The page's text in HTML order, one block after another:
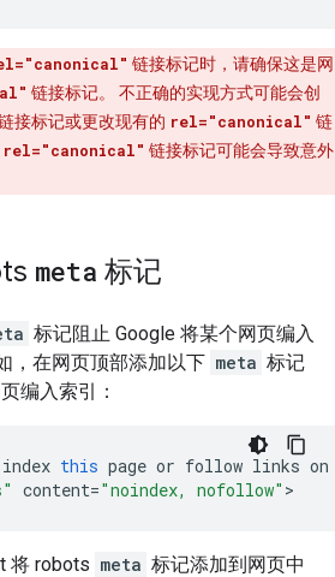
链接标记时，请确保这是网
链接标记。 不正确的实现方式可能会创
接标记或更改现有的 rel="canonical" 链
rel="canonical" 链接标记可能会导致意外
meta 标记
标记阻止 Google 将某个网页编入
，在网页顶部添加以下 meta 标记
编入索引：
index this page or follow links on
content="noindex, nofollow" >
将 robots meta 标记添加到网页中